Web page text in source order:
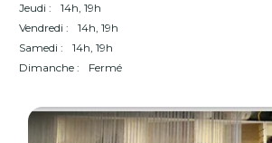
Jeudi :
14h, 19h
Vendredi :
14h, 19h
Samedi :
14h, 19h
Dimanche :
Fermé